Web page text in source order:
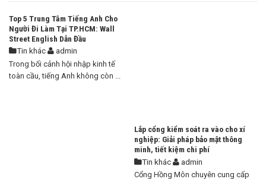
Top 5 Trung Tâm Tiếng Anh Cho
Người Đi Làm Tại TP.HCM: Wall
Street English Dẫn Đầu
Tin khác
admin
Trong bối cảnh hội nhập kinh tế
toàn cầu, tiếng Anh không còn ...
Lắp cổng kiểm soát ra vào cho xí
nghiệp: Giải pháp bảo mật thông
minh, tiết kiệm chi phí
Tin khác
admin
Cổng Hồng Môn chuyên cung cấp